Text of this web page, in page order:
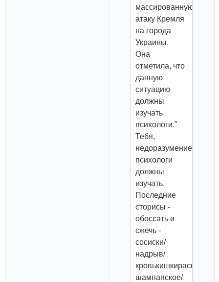
массированную
атаку Кремля
на города
Украины.
Она
отметила, что
данную
ситуацию
должны
изучать
психологи."
Тебя,
недоразумение,
психологи
должны
изучать.
Последние
сторисы -
обоссать и
сжечь -
сосиски/
надрыв/
шампанское/